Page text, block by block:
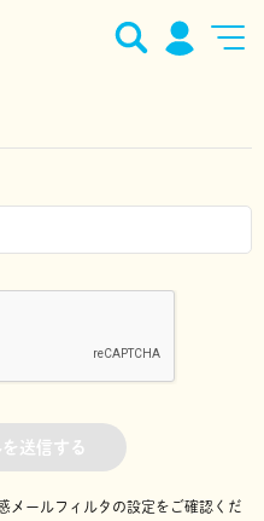
送信する
メールフィルタの設定をご確認くだ